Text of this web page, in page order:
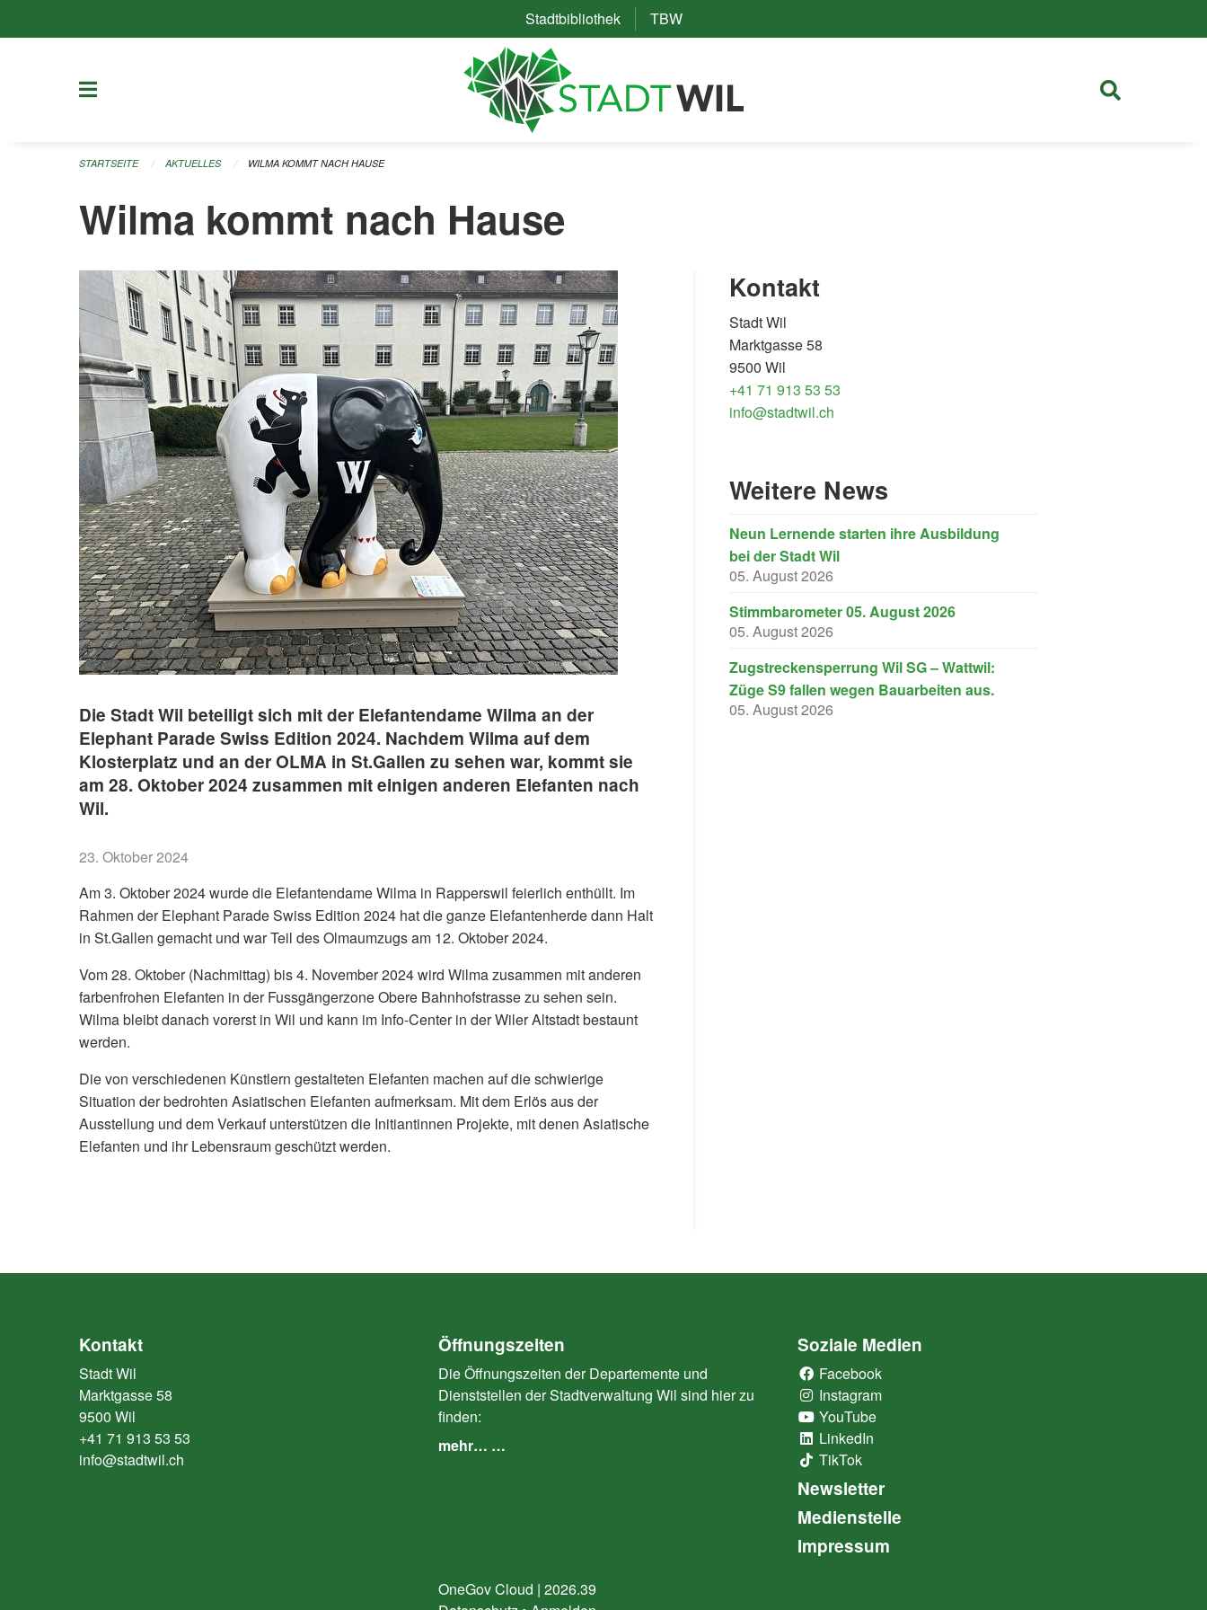
Stadtbibliothek(External Link)
TBW(External Link)
STARTSEITE AKTUELLES WILMA KOMMT NACH HAUSE
Wilma kommt nach Hause
Die Stadt Wil beteiligt sich mit der Elefantendame Wilma an der
Elephant Parade Swiss Edition 2024. Nachdem Wilma auf dem
Klosterplatz und an der OLMA in St.Gallen zu sehen war, kommt sie
am 28. Oktober 2024 zusammen mit einigen anderen Elefanten nach
Wil.
23. Oktober 2024
Am 3. Oktober 2024 wurde die Elefantendame Wilma in Rapperswil feierlich enthüllt. Im
Rahmen der Elephant Parade Swiss Edition 2024 hat die ganze Elefantenherde dann Halt
in St.Gallen gemacht und war Teil des Olmaumzugs am 12. Oktober 2024.
Vom 28. Oktober (Nachmittag) bis 4. November 2024 wird Wilma zusammen mit anderen
farbenfrohen Elefanten in der Fussgängerzone Obere Bahnhofstrasse zu sehen sein.
Wilma bleibt danach vorerst in Wil und kann im Info-Center in der Wiler Altstadt bestaunt
werden.
Die von verschiedenen Künstlern gestalteten Elefanten machen auf die schwierige
Situation der bedrohten Asiatischen Elefanten aufmerksam. Mit dem Erlös aus der
Ausstellung und dem Verkauf unterstützen die Initiantinnen Projekte, mit denen Asiatische
Elefanten und ihr Lebensraum geschützt werden.
Kontakt
Stadt Wil
Marktgasse 58
9500 Wil
+41 71 913 53 53
info@stadtwil.ch
Weitere News
Neun Lernende starten ihre Ausbildung
bei der Stadt Wil
05. August 2026
Stimmbarometer 05. August 2026
05. August 2026
Zugstreckensperrung Wil SG – Wattwil:
Züge S9 fallen wegen Bauarbeiten aus.
05. August 2026
Kontakt
Stadt Wil
Marktgasse 58
9500 Wil
+41 71 913 53 53
info@stadtwil.ch
Öffnungszeiten
Die Öffnungszeiten der Departemente und
Dienststellen der Stadtverwaltung Wil sind hier zu
finden:
mehr… …
Soziale Medien
Facebook
Instagram
YouTube
LinkedIn
TikTok
Newsletter
Medienstelle
Impressum
OneGov Cloud (External Link)
| 2026.39